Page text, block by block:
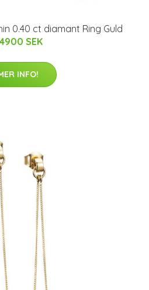
0.40 ct diamant Ring Guld
SEK
INFO!